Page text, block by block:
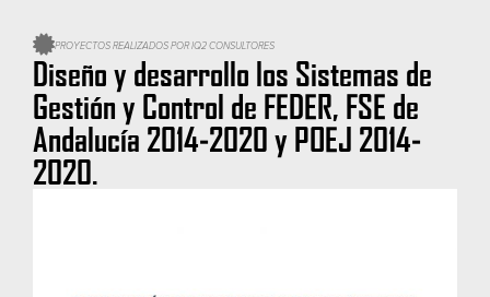
PROYECTOS REALIZADOS POR IQ2 CONSULTORES
Diseño y desarrollo los Sistemas de
Gestión y Control de FEDER, FSE de
Andalucía 2014-2020 y POEJ 2014-
2020.